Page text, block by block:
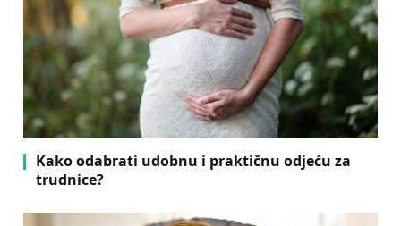
Kako odabrati udobnu i praktičnu odjeću za
trudnice?